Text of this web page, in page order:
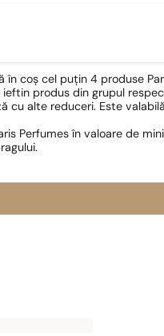
în coș cel puțin 4 produse
produs din grupul
cu alte reduceri. Este
Perfumes în valoare de